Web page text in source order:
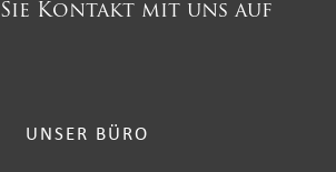
Sie Kontakt mit uns auf
UNSER BÜRO